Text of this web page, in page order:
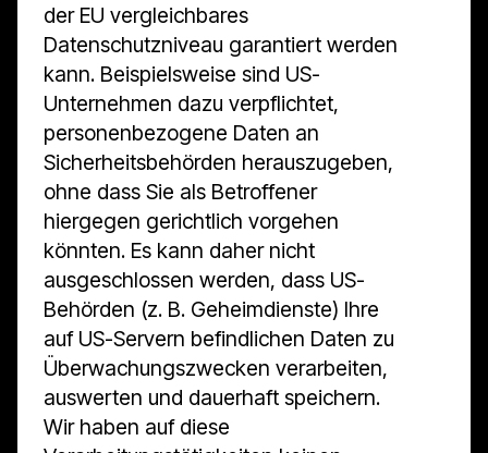
der EU vergleichbares
Datenschutzniveau garantiert werden
kann. Beispielsweise sind US-
Unternehmen dazu verpflichtet,
personenbezogene Daten an
Sicherheitsbehörden herauszugeben,
ohne dass Sie als Betroffener
hiergegen gerichtlich vorgehen
könnten. Es kann daher nicht
ausgeschlossen werden, dass US-
Behörden (z. B. Geheimdienste) Ihre
auf US-Servern befindlichen Daten zu
Überwachungszwecken verarbeiten,
auswerten und dauerhaft speichern.
Wir haben auf diese